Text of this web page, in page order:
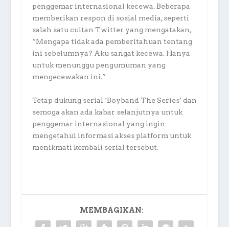
penggemar internasional kecewa. Beberapa
memberikan respon di sosial media, seperti
salah satu cuitan Twitter yang mengatakan,
“Mengapa tidak ada pemberitahuan tentang
ini sebelumnya? Aku sangat kecewa. Hanya
untuk menunggu pengumuman yang
mengecewakan ini.”
Tetap dukung serial ‘Boyband The Series’ dan
semoga akan ada kabar selanjutnya untuk
penggemar internasional yang ingin
mengetahui informasi akses platform untuk
menikmati kembali serial tersebut.
MEMBAGIKAN: